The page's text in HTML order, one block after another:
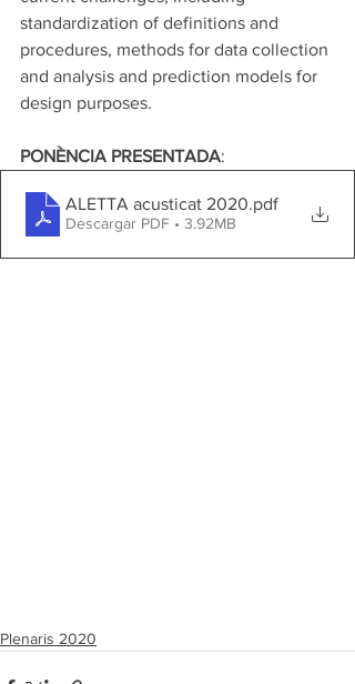
standardization of definitions and
procedures, methods for data collection
and analysis and prediction models for
design purposes.
PONÈNCIA PRESENTADA:
ALETTA acusticat 2020.pdf
Descargar PDF • 3.92MB
Plenaris 2020